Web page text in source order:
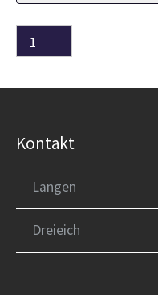
1
Kontakt
Langen
Dreieich